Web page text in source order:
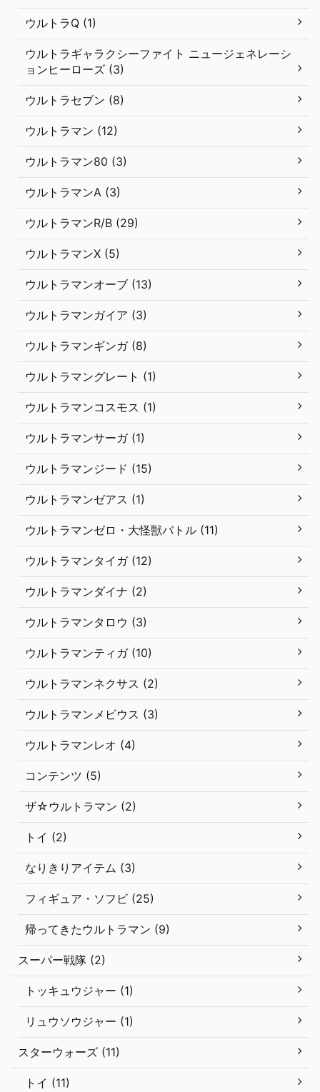
ウルトラQ (1)
ウルトラギャラクシーファイト ニュージェネレーシ
ョンヒーローズ (3)
ウルトラセブン (8)
ウルトラマン (12)
ウルトラマン80 (3)
ウルトラマンA (3)
ウルトラマンR/B (29)
ウルトラマンX (5)
ウルトラマンオーブ (13)
ウルトラマンガイア (3)
ウルトラマンギンガ (8)
ウルトラマングレート (1)
ウルトラマンコスモス (1)
ウルトラマンサーガ (1)
ウルトラマンジード (15)
ウルトラマンゼアス (1)
ウルトラマンゼロ・大怪獣バトル (11)
ウルトラマンタイガ (12)
ウルトラマンダイナ (2)
ウルトラマンタロウ (3)
ウルトラマンティガ (10)
ウルトラマンネクサス (2)
ウルトラマンメビウス (3)
ウルトラマンレオ (4)
コンテンツ (5)
ザ☆ウルトラマン (2)
トイ (2)
なりきりアイテム (3)
フィギュア・ソフビ (25)
帰ってきたウルトラマン (9)
スーパー戦隊 (2)
トッキュウジャー (1)
リュウソウジャー (1)
スターウォーズ (11)
トイ (11)